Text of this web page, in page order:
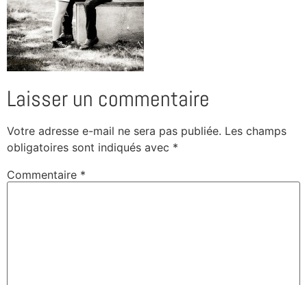
Laisser un commentaire
Votre adresse e-mail ne sera pas publiée. Les champs
obligatoires sont indiqués avec *
Commentaire *